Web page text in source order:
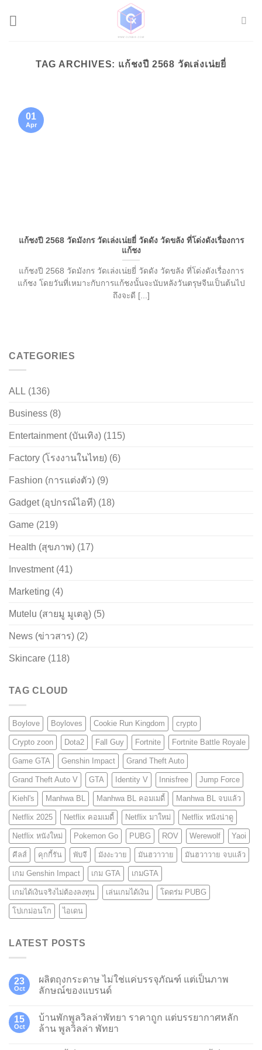
TAG ARCHIVES: แก้ชงปี 2568 วัดเล่งเน่ยยี่
แก้ชงปี 2568 วัดมังกร วัดเล่งเน่ยยี่ วัดดัง วัดขลัง ที่โด่งดังเรื่องการ
แก้ชง
แก้ชงปี 2568 วัดมังกร วัดเล่งเน่ยยี่ วัดดัง วัดขลัง ที่โด่งดังเรื่องการ
แก้ชง โดยวันที่เหมาะกับการแก้ชงนั้นจะนับหลังวันตรุษจีนเป็นต้นไป
ถึงจะดี [...]
01
Apr
CATEGORIES
ALL (136)
Business (8)
Entertainment (บันเทิง) (115)
Factory (โรงงานในไทย) (6)
Fashion (การแต่งตัว) (9)
Gadget (อุปกรณ์ไอที) (18)
Game (219)
Health (สุขภาพ) (17)
Investment(41)
Marketing (4)
Mutelu (สายมู มูเตลู) (5)
News (ข่าวสาร) (2)
Skincare (118)
TAG CLOUD
Boylove Boyloves Cookie Run Kingdom crypto
Crypto zoon Dota2 Fall Guy Fortnite Fortnite Battle Royale
Game GTA Genshin Impact Grand Theft Auto
Grand Theft Auto V GTA Identity V Innisfree Jump Force
Kiehl's Manhwa BL Manhwa BL คอมเมดี้ Manhwa BL จบแล้ว
Netflix 2025 Netflix คอมเมดี้ Netflix มาใหม่ Netflix หนังน่าดู
Netflix หนังใหม่ Pokemon Go PUBG ROV Werewolf Yaoi
คีลส์ คุกกี้รัน พับจี มังงะวาย มันฮวาวาย มันฮวาวาย จบแล้ว
เกม Genshin Impact เกม GTA เกมGTA
เกมได้เงินจริงไม่ต้องลงทุน เล่นเกมได้เงิน โดดร่ม PUBG
โปเกม่อนโก ไอเดน
LATEST POSTS
23
Oct
ผลิตถุงกระดาษ ไม่ใช่แค่บรรจุภัณฑ์ แต่เป็นภาพ
ลักษณ์ของแบรนด์
15
Oct
บ้านพักพูลวิลล่าพัทยา ราคาถูก แต่บรรยากาศหลัก
ล้าน พูลวิลล่า พัทยา